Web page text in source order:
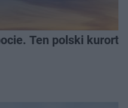
Ten polski kurort